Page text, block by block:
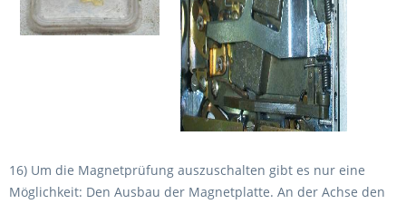
16) Um die Magnetprüfung auszuschalten gibt es nur eine
Möglichkeit: Den Ausbau der Magnetplatte. An der Achse den